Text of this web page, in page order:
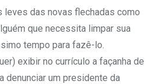
leves das novas flechadas como
que necessita limpar sua
tempo para fazê-lo.
exibir no currículo a façanha de
denunciar um presidente da